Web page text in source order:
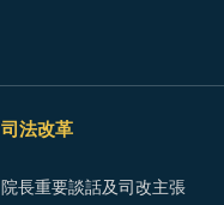
司法改革
院長重要談話及司改主張